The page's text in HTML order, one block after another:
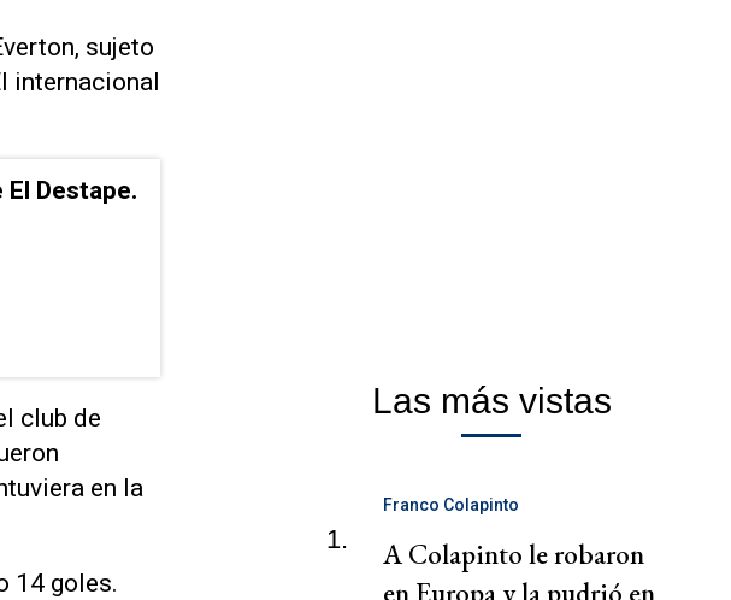
sujeto
internacional
Destape.
club de
en la
14 goles.
Las más vistas
1.
Franco Colapinto
A Colapinto le robaron